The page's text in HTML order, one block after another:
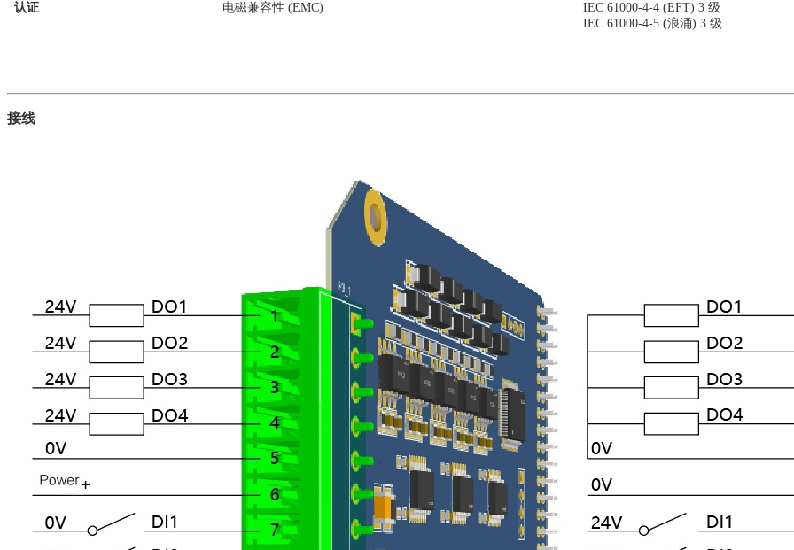
认证 电磁兼容性 (EMC)
IEC 61000-4-4 (EFT) 3 级
IEC 61000-4-5 (浪涌) 3 级
接线